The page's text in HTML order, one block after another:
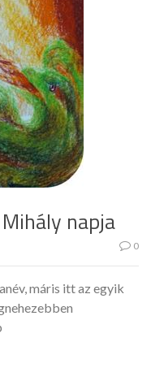
napja
0
máris itt az egyik